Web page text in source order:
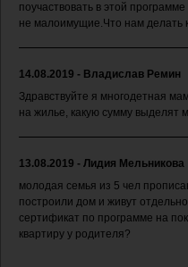
поучаствовать в этой
не малоимущие.Что нам делать
14.08.2019 - Владислав Ремин
Здравствуйте я многодетная
на жилье, какую сумму выделят
13.08.2019 - Лидия Мельникова
молодая семья из 5 чел
построили дом и живут
сертификат по программе на
квартиру у родителя?